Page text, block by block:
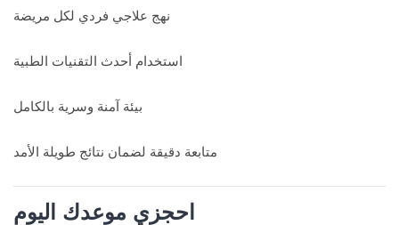
نهج علاجي فردي لكل مريضة
استخدام أحدث التقنيات الطبية
بيئة آمنة وسرية بالكامل
متابعة دقيقة لضمان نتائج طويلة الأمد
احجزي موعدك اليوم